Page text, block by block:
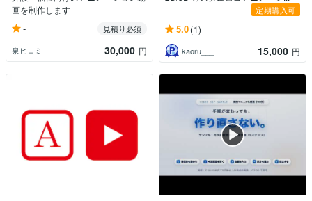
画を制作します
-
見積り必須
泉ヒロミ
30,000 円
定期購入可
5.0(1)
kaoru___ 15,000 円